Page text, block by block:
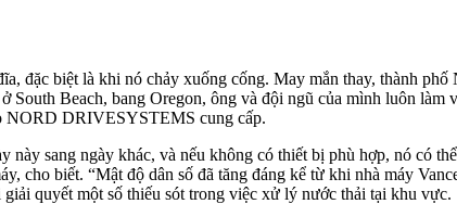
đặc biệt là khi nó chảy xuống cống. May mắn thay, thành
ở South Beach, bang Oregon, ông và đội ngũ của mình luôn làm
NORD DRIVESYSTEMS cung cấp.
sang ngày khác, và nếu không có thiết bị phù hợp, nó có
cho biết. “Mật độ dân số đã tăng đáng kể từ khi nhà máy
quyết một số thiếu sót trong việc xử lý nước thải tại khu vực.